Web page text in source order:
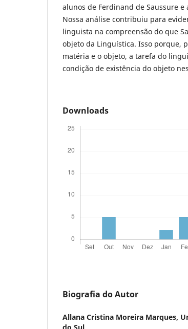
alunos de Ferdinand de Saussure
Nossa análise contribuiu para
linguista na compreensão do que
objeto da Linguística. Isso porque,
matéria e o objeto, a tarefa do
condição de existência do objeto
Downloads
Biografia do Autor
Allana Cristina Moreira Marques,